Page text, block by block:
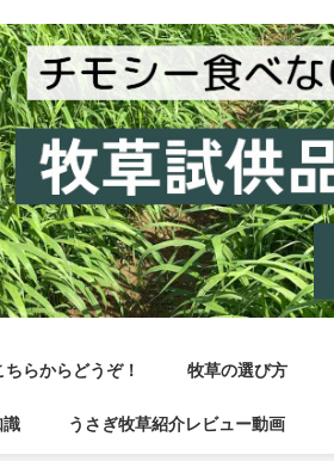
らからどうぞ！ 牧草の選び方
識 うさぎ牧草紹介レビュー動画